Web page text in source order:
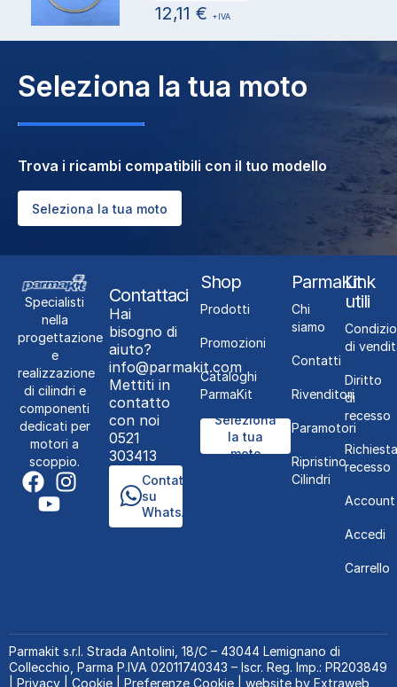
12,11 € +IVA
Seleziona la tua moto
Trova i ricambi compatibili con il tuo modello
Seleziona la tua moto
Specialisti
nella
progettazione
e
realizzazione
di cilindri e
componenti
dedicati per
motori a
scoppio.
Contattaci
Hai
bisogno di
aiuto?
info@parmakit.com
Mettiti in
contatto
con noi
0521
303413
Contattaci
su
WhatsApp
Shop
Prodotti
Promozioni
Cataloghi
ParmaKit
Seleziona
la tua
moto
ParmaKit
Chi
siamo
Contatti
Rivenditori
Paramotori
Ripristino
Cilindri
Link
utili
di
Diritto
di
recesso
Richiesta
recesso
Account
Accedi
Carrello
Parmakit s.r.l. Strada Antolini, 18/C – 43044 Lemignano di
Collecchio, Parma P.IVA 02011740343 – Iscr. Reg. Imp.: PR203849
Privacy Cookie Preferenze Cookie | website by Extraweb